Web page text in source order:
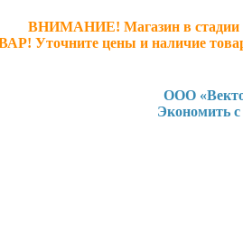
ВНИМАНИЕ! Магазин в стадии
Уточните цены и наличие
ООО
Экономить с